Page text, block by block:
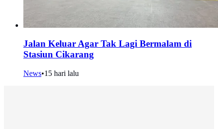
Jalan Keluar Agar Tak Lagi Bermalam di
Stasiun Cikarang
News•15 hari lalu